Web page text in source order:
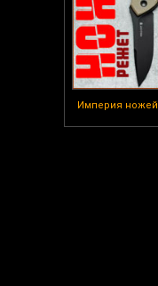
Империя ножей